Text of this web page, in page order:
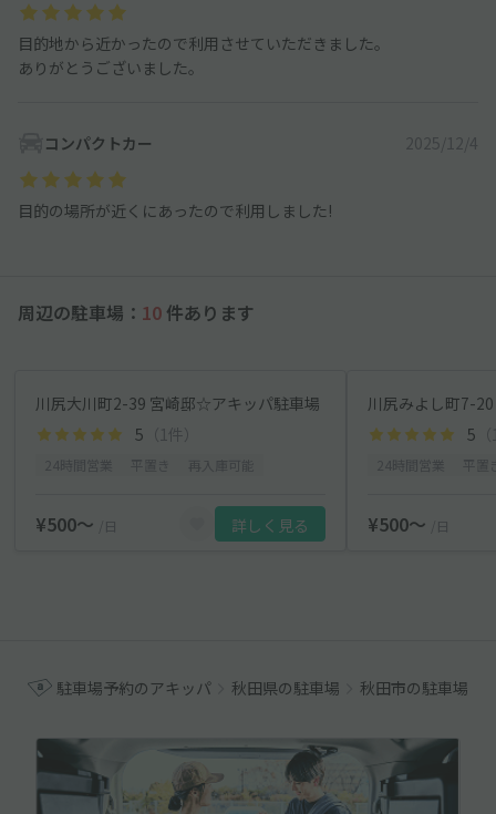
目的地から近かったので利用させていただきました。
ありがとうございました。
コンパクトカー 2025/12/4
目的の場所が近くにあったので利用しました!
周辺の駐車場： 10 件あります
川尻大川町2-39 宮崎邸☆アキッパ駐車場
5 （1件）
¥500〜 /日 詳しく見る
5
¥500〜 /日
駐車場予約のアキッパ 秋田県の駐車場 秋田市の駐車場